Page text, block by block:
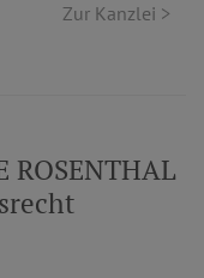
Zur Kanzlei >
ROSENTHAL